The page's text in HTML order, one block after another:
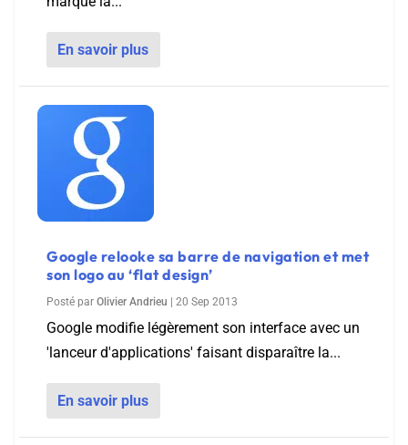
En savoir plus
Google relooke sa barre de navigation et met
son logo au ‘flat design’
Posté par Olivier Andrieu 20 Sep 2013
Google modifie légèrement son interface avec un
'lanceur d'applications' faisant disparaître la...
En savoir plus